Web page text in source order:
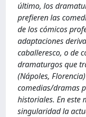
último, los
prefieren las
de los cómicos
adaptaciones
caballeresco, o de
dramaturgos que
(Nápoles,
comedias/dramas
historiales. En este
singularidad la